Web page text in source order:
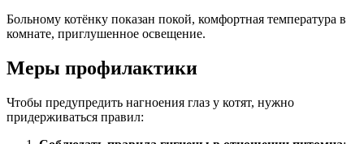
Больному котёнку показан покой, комфортная температура в
комнате, приглушенное освещение.
Меры профилактики
Чтобы предупредить нагноения глаз у котят, нужно
придерживаться правил: